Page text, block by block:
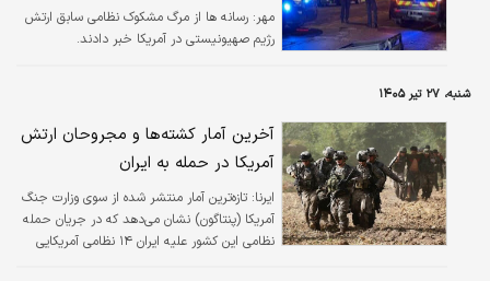
مهر: رسانه ها از مرگ مشکوک نظامی سابق ارتش
رژیم صهیونیستی در آمریکا خبر دادند.
شنبه، ۲۷ تیر ۱۴۰۵
آخرین آمار کشته‌ها و مجروحان ارتش
آمریکا در حمله به ایران
ایرنا: تازه‌ترین آمار منتشر شده از سوی وزارت جنگ
آمریکا (پنتاگون) نشان می‌دهد که در جریان حمله
نظامی این کشور علیه ایران ۱۴ نظامی آمریکایی